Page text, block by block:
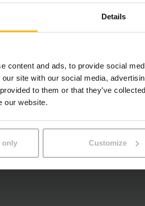
Details
content and ads, to provide social
site with our social media,
to them or that they’ve
our website.
only Customize
1200 kg
1248 h
1150 mm